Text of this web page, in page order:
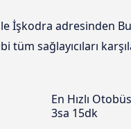
İşkodra adresinden
tüm sağlayıcıları
En Hızlı Otobüs
3sa 15dk